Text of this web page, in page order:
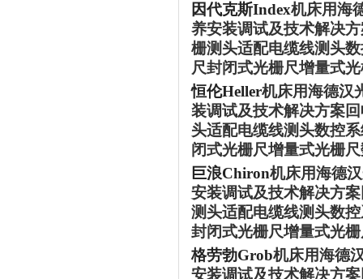
因代克斯Index机床用海
养安装调试及技术解决
栅测头适配电缆线测头
尺封闭式光栅尺增量式
恒伦Heller机床用海德汉
装调试及技术解决方案
头适配电缆线测头数控
闭式光栅尺增量式光栅
巨浪Chiron机床用海德
安装调试及技术解决方
测头适配电缆线测头数
封闭式光栅尺增量式光
格劳勃Grob机床用海德
安装调试及技术解决方